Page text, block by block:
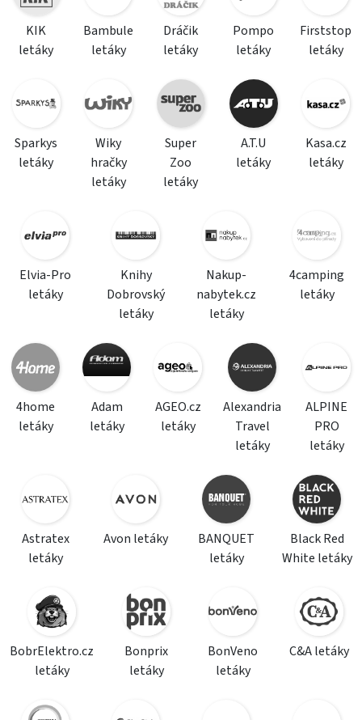
KIK
letáky
Bambule
letáky
Dráčik
letáky
Pompo
letáky
Firststop
letáky
Sparkys
letáky
Wiky
hračky
letáky
Super
Zoo
letáky
A.T.U
letáky
Kasa.cz
letáky
Elvia-Pro
letáky
Knihy
Dobrovský
letáky
Nakup-
nabytek.cz
letáky
4camping
letáky
4home
letáky
Adam
letáky
AGEO.cz
letáky
Alexandria
Travel
letáky
ALPINE
PRO
letáky
Astratex
letáky
Avon letáky
BANQUET
letáky
Black Red
White letáky
BobrElektro.cz
letáky
Bonprix
letáky
BonVeno
letáky
C&A letáky